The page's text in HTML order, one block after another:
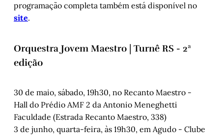
programação completa também está disponível no
site.
Orquestra Jovem Maestro | Turnê RS - 2ª
edição
30 de maio, sábado, 19h30, no Recanto Maestro -
Hall do Prédio AMF 2 da Antonio Meneghetti
Faculdade (Estrada Recanto Maestro, 338)
3 de junho, quarta-feira, às 19h30, em Agudo - Clube